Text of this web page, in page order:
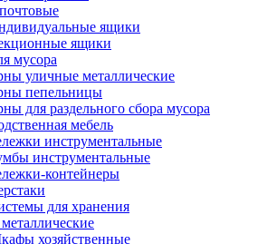
ящики
ящики
мусора
уличные металлические
пепельницы
для раздельного сбора мусора
мебель
инструментальные
инструментальные
контейнеры
для хранения
хозяйственные